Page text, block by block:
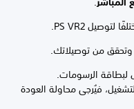
لبطاقة الرسومات.
فيُرجى محاولة العودة